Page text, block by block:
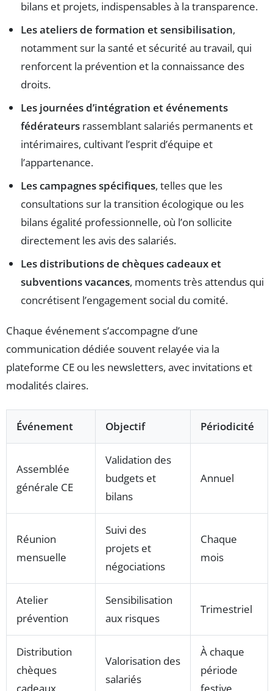
bilans et projets, indispensables à la transparence.
Les ateliers de formation et sensibilisation,
notamment sur la santé et sécurité au travail, qui
renforcent la prévention et la connaissance des
droits.
Les journées d’intégration et événements
fédérateurs rassemblant salariés permanents et
intérimaires, cultivant l’esprit d’équipe et
l’appartenance.
Les campagnes spécifiques, telles que les
consultations sur la transition écologique ou les
bilans égalité professionnelle, où l’on sollicite
directement les avis des salariés.
Les distributions de chèques cadeaux et
subventions vacances, moments très attendus qui
concrétisent l’engagement social du comité.
Chaque événement s’accompagne d’une
communication dédiée souvent relayée via la
plateforme CE ou les newsletters, avec invitations et
modalités claires.
Événement Objectif Périodicité
Assemblée
générale CE
Validation des
budgets et
bilans
Annuel
Réunion
mensuelle
Suivi des
projets et
négociations
Chaque
mois
Atelier
prévention
Sensibilisation
aux risques
Trimestriel
Distribution
chèques
cadeaux
Valorisation des
salariés
À chaque
période
festive